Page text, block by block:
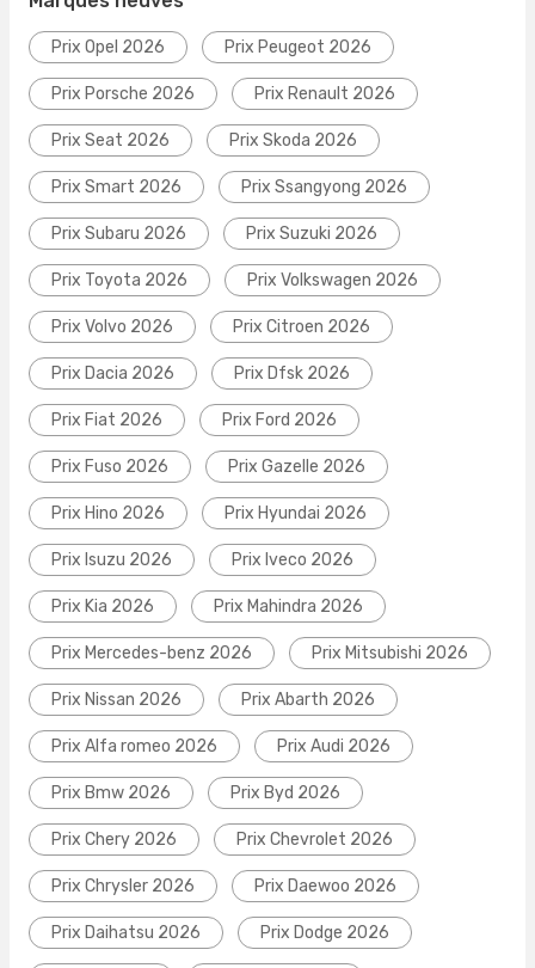
Prix Opel 2026 Prix Peugeot 2026
Prix Porsche 2026 Prix Renault 2026
Prix Seat 2026 Prix Skoda 2026
Prix Smart 2026 Prix Ssangyong 2026
Prix Subaru 2026 Prix Suzuki 2026
Prix Toyota 2026 Prix Volkswagen 2026
Prix Volvo 2026 Prix Citroen 2026
Prix Dacia 2026 Prix Dfsk 2026
Prix Fiat 2026 Prix Ford 2026
Prix Fuso 2026 Prix Gazelle 2026
Prix Hino 2026 Prix Hyundai 2026
Prix Isuzu 2026 Prix Iveco 2026
Prix Kia 2026 Prix Mahindra 2026
Prix Mercedes-benz 2026 Prix Mitsubishi 2026
Prix Nissan 2026 Prix Abarth 2026
Prix Alfa romeo 2026 Prix Audi 2026
Prix Bmw 2026 Prix Byd 2026
Prix Chery 2026 Prix Chevrolet 2026
Prix Chrysler 2026 Prix Daewoo 2026
Prix Daihatsu 2026 Prix Dodge 2026